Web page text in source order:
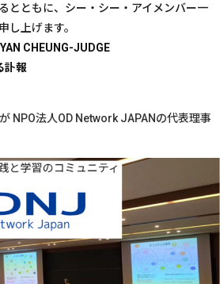
とともに、シー・シー・アイメンバー一
し上げます。
CHEUNG-JUDGE
訃報
NPO法人OD Network JAPANの代表理事